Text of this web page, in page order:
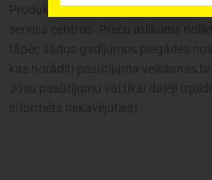
Produktu cenas e-veikalā var